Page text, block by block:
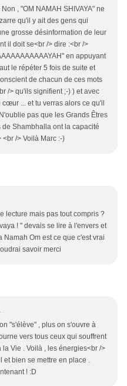
, "OM NAMAH SHIVAYA" ne
qu'il y ait des gens qui
grosse désinformation de leur
il doit se<br /> dire :<br />
en appuyant
le répéter 5 fois de suite et
de chacun de ces mots
/> qu'ils signifient ;-) ) et avec
... et tu verras alors ce qu'il
pas que les Grands Êtres
Shambhalla ont la capacité
/> Voilà Marc :-)
lecture mais pas tout compris ?
! " devais se lire à l'envers et
Om est ce que c'est vrai
savoir merci
"s'élève" , plus on s'ouvre à
vers tous ceux qui souffrent
Vie . Voilà , les énergies<br />
et bien se mettre en place .
! :D